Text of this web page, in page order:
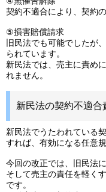
契約不適合により、契約
⑤損害賠償請求
旧民法でも可能でしたが
られています。
新民法では、売主に責め
れません。
新民法の契約不適合
新民法でうたわれている
すれば、有効になる任意規
今回の改正では、旧民法
そして売主の責任を軽く
です。